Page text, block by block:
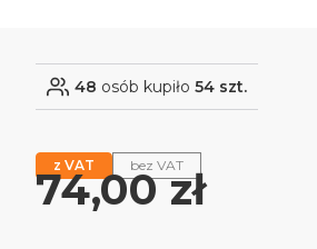
48 osób kupiło 54 szt.
z VAT bez VAT
Cena
74,00 zł